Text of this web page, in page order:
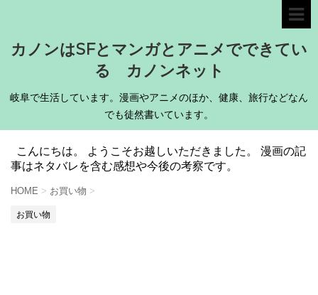
カノンはSFとマンガとアニメでできてい
る カノンネット
岐阜で生活しています。漫画やアニメのほか、健康、旅行などなん
でも徒然書いています。
こんにちは。 ようこそお越しいただきました。 漫画の記
事はネタバレを含む感想や今後の考察です。
HOME > お買い物 >
お買い物